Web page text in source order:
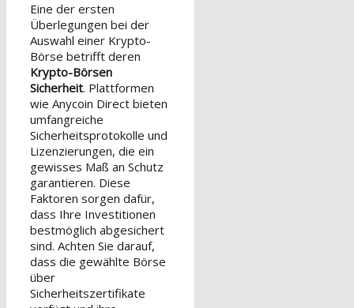
Eine der ersten
Überlegungen bei der
Auswahl einer Krypto-
Börse betrifft deren
Krypto-Börsen
Sicherheit. Plattformen
wie Anycoin Direct bieten
umfangreiche
Sicherheitsprotokolle und
Lizenzierungen, die ein
gewisses Maß an Schutz
garantieren. Diese
Faktoren sorgen dafür,
dass Ihre Investitionen
bestmöglich abgesichert
sind. Achten Sie darauf,
dass die gewählte Börse
über
Sicherheitszertifikate